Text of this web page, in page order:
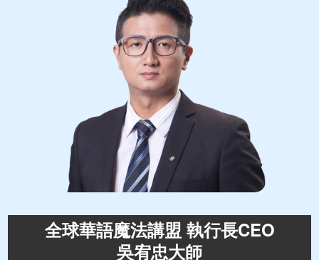
全球華語魔法講盟 執行長CEO
吳宥忠大師